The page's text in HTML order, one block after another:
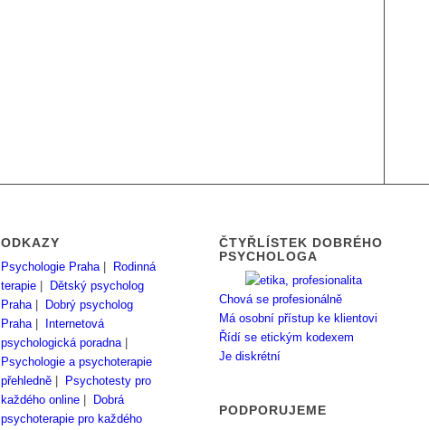
ODKAZY
Psychologie Praha|
Rodinná
terapie
Dětský psycholog
Praha|
Dobrý psycholog
Praha|
Internetová
psychologická poradna|
Psychologie a psychoterapie
přehledně
Psychotesty pro
každého online
Dobrá
psychoterapie pro každého
ČTYŘLÍSTEK DOBRÉHO
PSYCHOLOGA
Chová se profesionálně
Má osobní přístup ke klientovi
Řídí se etickým kodexem
Je diskrétní
PODPORUJEME